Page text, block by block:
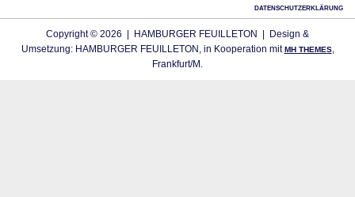
DATENSCHUTZERKLÄRUNG
Copyright © 2026 | HAMBURGER FEUILLETON | Design &
Umsetzung: HAMBURGER FEUILLETON, in Kooperation mitMH THEMES,
Frankfurt/M.